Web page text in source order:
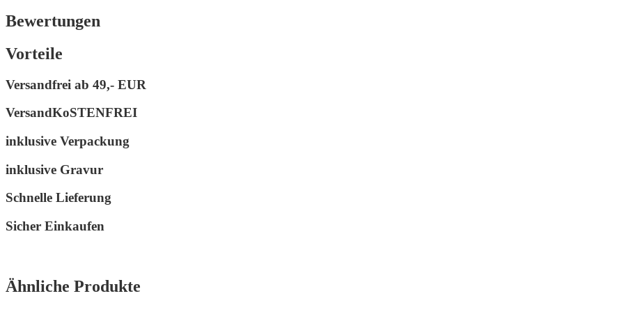
Bewertungen
Vorteile
Versandfrei ab 49,- EUR
VersandKoSTENFREI
inklusive Verpackung
inklusive Gravur
Schnelle Lieferung
Sicher Einkaufen
Ähnliche Produkte